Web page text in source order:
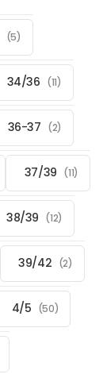
(5)
34/36 (11)
36-37 (2)
37/39 (11)
38/39 (12)
39/42 (2)
4/5 (50)